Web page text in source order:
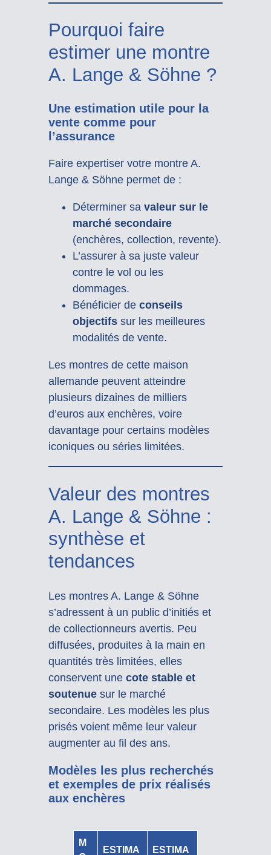
Pourquoi faire
estimer une montre
A. Lange & Söhne ?
Une estimation utile pour la
vente comme pour
l’assurance
Faire expertiser votre montre A.
Lange & Söhne permet de :
Déterminer sa valeur sur le
marché secondaire
(enchères, collection, revente).
L’assurer à sa juste valeur
contre le vol ou les
dommages.
Bénéficier de conseils
objectifssur les meilleures
modalités de vente.
Les montres de cette maison
allemande peuvent atteindre
plusieurs dizaines de milliers
d’euros aux enchères, voire
davantage pour certains modèles
iconiques ou séries limitées.
Valeur des montres
A. Lange & Söhne :
synthèse et
tendances
Les montres A. Lange & Söhne
s’adressent à un public d’initiés et
de collectionneurs avertis. Peu
diffusées, produites à la main en
quantités très limitées, elles
conservent une cote stable et
soutenuesur le marché
secondaire. Les modèles les plus
prisés voient même leur valeur
augmenter au fil des ans.
Modèles les plus recherchés
et exemples de prix réalisés
aux enchères
M
ESTIMA ESTIMA